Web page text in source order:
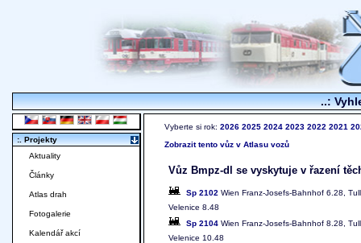
..:
Vyberte si rok: 2026 2025 2024 2023 2022 2021
Zobrazit tento vůz v Atlasu vozů
Vůz Bmpz-dl se vyskytuje v řazení
Sp 2102 Wien Franz-Josefs-Bahnhof 6.28,
Velenice 8.48
Sp 2104 Wien Franz-Josefs-Bahnhof 8.28,
Velenice 10.48
:. Projekty
Aktuality
Články
Atlas drah
Fotogalerie
Kalendář akcí